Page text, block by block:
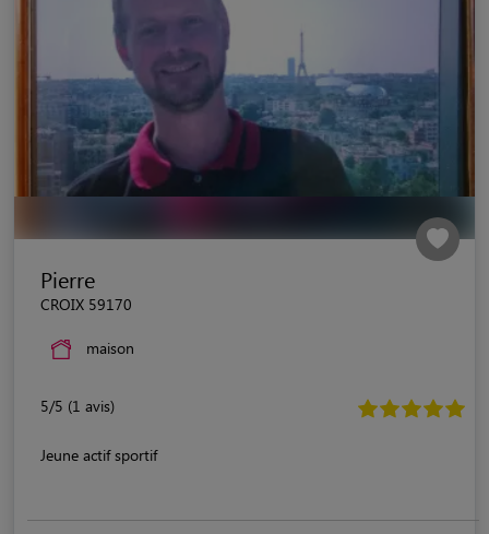
Pierre
CROIX 59170
maison
5/5 (1 avis)
Jeune actif sportif